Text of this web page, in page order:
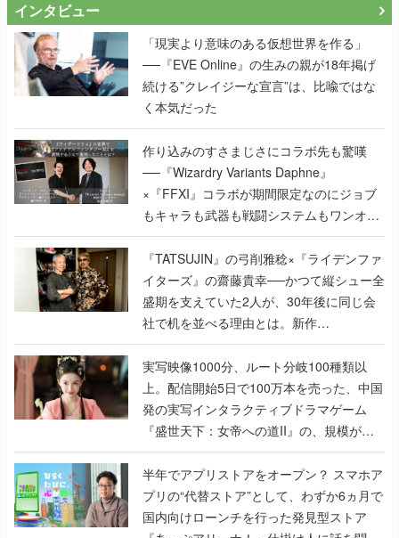
インタビュー
「現実より意味のある仮想世界を作る」
──『EVE Online』の生みの親が18年掲げ
続ける”クレイジーな宣言”は、比喩ではな
く本気だった
作り込みのすさまじさにコラボ先も驚嘆
──『Wizardry Variants Daphne』
×『FFXI』コラボが期間限定なのにジョブ
もキャラも武器も戦闘システムもワンオフ
で作り込まれた理由を両ディレクターに聞
く
『TATSUJIN』の弓削雅稔×『ライデンファ
イターズ』の齋藤貴幸──かつて縦シュー全
盛期を支えていた2人が、30年後に同じ会
社で机を並べる理由とは。新作
『TATSUJIN EXTREME』で初タッグを組
んだレジェンド2人に訊く開発秘話
実写映像1000分、ルート分岐100種類以
上。配信開始5日で100万本を売った、中国
発の実写インタラクティブドラマゲーム
『盛世天下：女帝への道II』の、規模が違
うこだわりをプロデューサーに聞いた
半年でアプリストアをオープン？ スマホア
プリの“代替ストア”として、わずか6ヵ月で
国内向けローンチを行った発見型ストア